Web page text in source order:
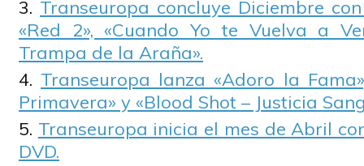
Transeuropa concluye Diciembre
«Red 2», «Cuando Yo te Vuelva a
Trampa de la Araña».
Transeuropa lanza «Adoro la
Primavera» y «Blood Shot – Justicia
Transeuropa inicia el mes de Abril
DVD.